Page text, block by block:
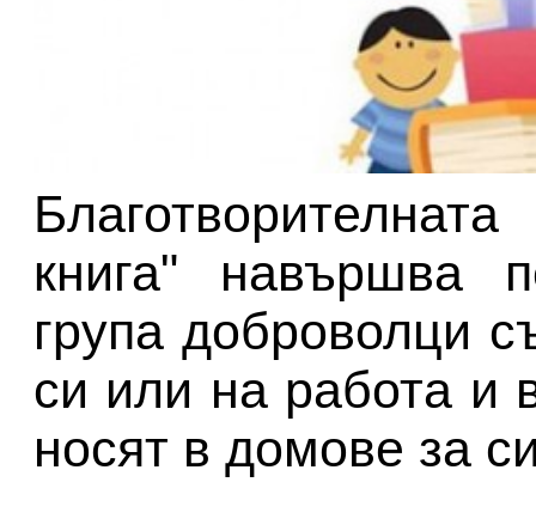
книга" навършва
група доброволци
си или на работа и
носят в домове за